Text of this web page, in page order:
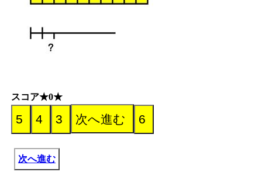
スコア★0★
次へ進む